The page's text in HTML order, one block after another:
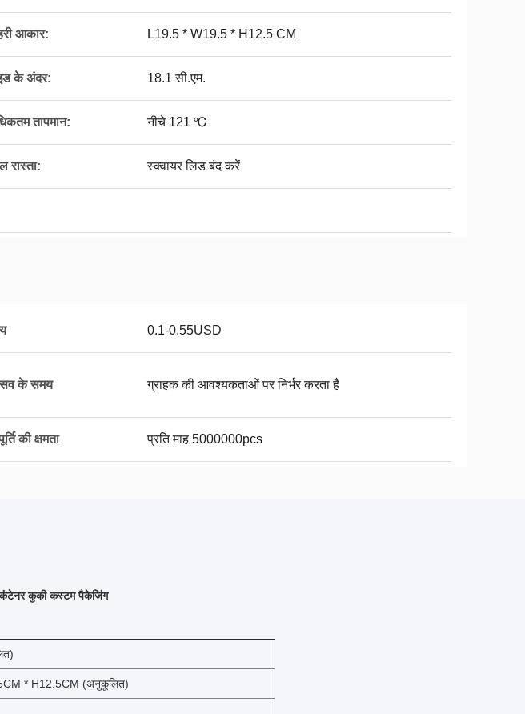
आकार: L19.5 * W19.5 * H12.5 CM
के अंदर: 18.1 सी.एम.
तापमान: नीचे 121 ℃
रास्ता: स्क्वायर लिड बंद करें
0.1-0.55USD
के समय ग्राहक की आवश्यकताओं पर निर्भर करता है
की क्षमता प्रति माह 5000000pcs
कंटेनर कुकी कस्टम पैकेजिंग
* H12.5CM (अनुकूलित)